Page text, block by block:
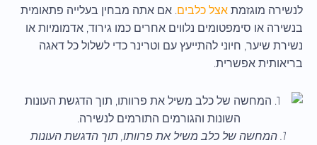
לנשירה מוגזמת אצל כלבים. אם אתה מבחין בעלייה פתאומית
בנשירה או סימפטומים נלווים אחרים כמו גירוד, אדמומיות או
נשירת שיער, חיוני להתייעץ עם וטרינר כדי לשלול כל דאגה
בריאותית אפשרית.
1. המחשה של כלב משיל את פרוותו, תוך הדגשת העונות